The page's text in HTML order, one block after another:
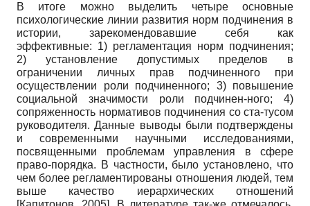
В итоге можно выделить четыре основные
психологические линии развития норм подчинения в
истории, зарекомендовавшие себя как
эффективные: 1) регламентация норм подчинения;
2) установление допустимых пределов в
ограничении личных прав подчиненного при
осуществлении роли подчиненного; 3) повышение
социальной значимости роли подчинен-ного; 4)
сопряженность нормативов подчинения со ста-тусом
руководителя. Данные выводы были подтверждены
и современными научными исследованиями,
посвященными проблемам управления в сфере
право-порядка. В частности, было установлено, что
чем более регламентированы отношения людей, тем
выше качество иерархических отношений